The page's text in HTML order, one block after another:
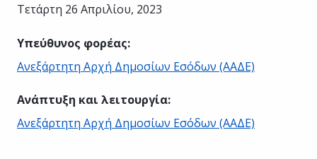
Τετάρτη 26 Απριλίου, 2023
Υπεύθυνος φορέας:
Ανεξάρτητη Αρχή Δημοσίων Εσόδων (ΑΑΔΕ)
Ανάπτυξη και λειτουργία:
Ανεξάρτητη Αρχή Δημοσίων Εσόδων (ΑΑΔΕ)